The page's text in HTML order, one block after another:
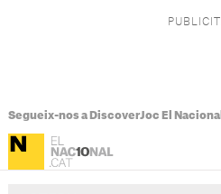
Segueix-nos a DiscoverJoc El Nacional